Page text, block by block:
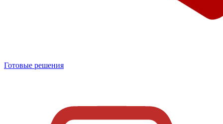
Готовые решения